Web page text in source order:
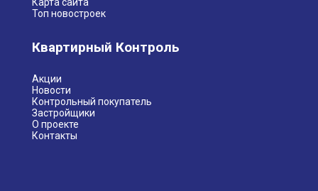
Топ новостроек
Квартирный Контроль
Акции
Новости
Контрольный покупатель
Застройщики
О проекте
Контакты